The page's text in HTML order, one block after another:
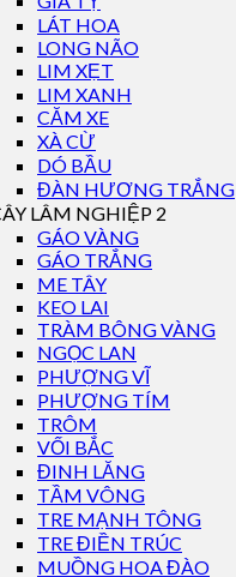
LÁT HOA
LONG NÃO
LIM XẸT
LIM XANH
CĂM XE
XÀ CỪ
DÓ BẦU
ĐÀN HƯƠNG TRẮNG
LÂM NGHIỆP 2
GÁO VÀNG
GÁO TRẮNG
ME TÂY
KEO LAI
TRÀM BÔNG VÀNG
NGỌC LAN
PHƯỢNG VĨ
PHƯỢNG TÍM
TRÔM
VỐI BẮC
ĐINH LĂNG
TẦM VÔNG
TRE MẠNH TÔNG
TRE ĐIỀN TRÚC
MUỒNG HOA ĐÀO